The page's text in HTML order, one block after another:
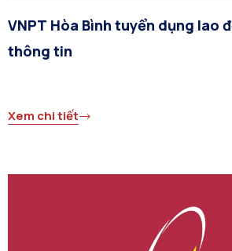
VNPT Hòa Bình tuyển dụng lao
thông tin
Xem chi tiết